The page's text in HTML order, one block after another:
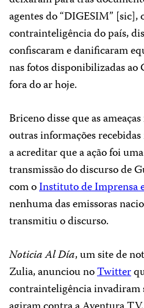
agentes do “DIGESIM”
contrainteligência do país,
confiscaram e danificaram
nas fotos disponibilizadas ao
fora do ar hoje.
Briceno disse que as
outras informações
a acreditar que a ação foi
transmissão do discurso de
com oInstituto de Imprensa
nenhuma das emissoras
transmitiu o discurso.
Noticia Al Día, um site de
Zulia, anunciou noTwitter
contrainteligência invadiram